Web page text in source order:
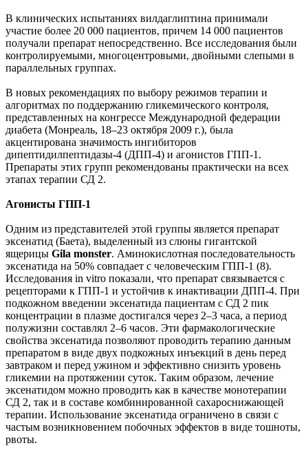
В клинических испытаниях вилдаглиптина принимали
участие более 20 000 пациентов, причем 14 000 пациентов
получали препарат непосредственно. Все исследования были
контролируемыми, многоцентровыми, двойными слепыми в
параллельных группах.
В новых рекомендациях по выбору режимов терапии и
алгоритмах по поддержанию гликемического контроля,
представленных на конгрессе Международной федерации
диабета (Монреаль, 18–23 октября 2009 г.), была
акцентирована значимость ингибиторов
дипептидилпептидазы-4 (ДПП-4) и агонистов ГПП-1.
Препараты этих групп рекомендованы практически на всех
этапах терапии СД 2.
Агонисты ГПП-1
Одним из представителей этой группы является препарат
эксенатид (Баета), выделенный из слюны гигантской
ящерицы Gila monster. Аминокислотная последовательность
эксенатида на 50% совпадает с человеческим ГПП-1 (8).
Исследования in vitro показали, что препарат связывается с
рецепторами к ГПП-1 и устойчив к инактивации ДПП-4. При
подкожном введении эксенатида пациентам с СД 2 пик
концентрации в плазме достигался через 2–3 часа, а период
полужизни составлял 2–6 часов. Эти фармакологические
свойства эксенатида позволяют проводить терапию данным
препаратом в виде двух подкожных инъекций в день перед
завтраком и перед ужином и эффективно снизить уровень
гликемии на протяжении суток. Таким образом, лечение
эксенатидом можно проводить как в качестве монотерапии
СД 2, так и в составе комбинированной сахароснижающей
терапии. Использование эксенатида ограничено в связи с
частым возникновением побочных эффектов в виде тошноты,
рвоты.